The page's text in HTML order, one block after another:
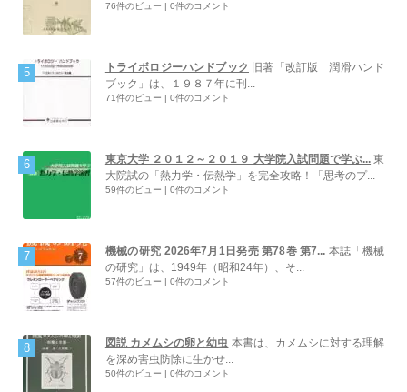
76件のビュー | 0件のコメント
トライボロジーハンドブック
旧著「改訂版 潤滑ハンド
ブック」は、１９８７年に刊...
71件のビュー | 0件のコメント
東京大学 ２０１２～２０１９ 大学院入試問題で学ぶ... 東
大院試の「熱力学・伝熱学」を完全攻略！「思考のプ...
59件のビュー | 0件のコメント
機械の研究 2026年7月1日発売 第78巻 第7... 本誌「機械
の研究」は、1949年（昭和24年）、そ...
57件のビュー | 0件のコメント
図説 カメムシの卵と幼虫 本書は、カメムシに対する理解
を深め害虫防除に生かせ...
50件のビュー | 0件のコメント